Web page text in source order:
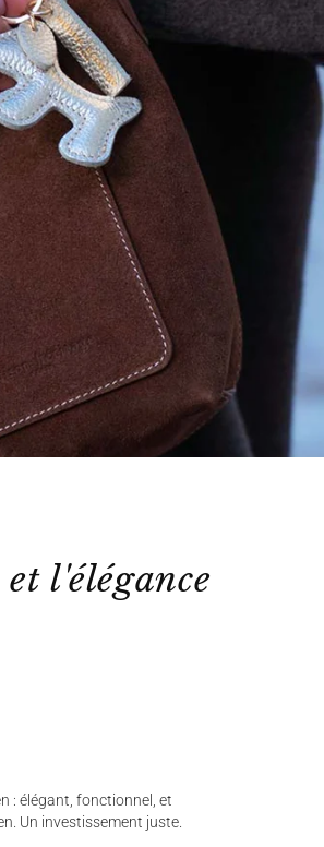
l'élégance
: élégant, fonctionnel, et
Un investissement juste.